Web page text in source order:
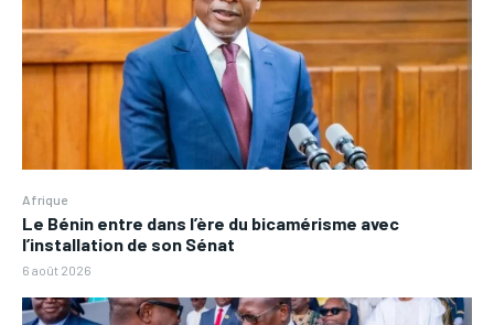
Afrique
Le Bénin entre dans l’ère du bicamérisme avec
l’installation de son Sénat
6 août 2026